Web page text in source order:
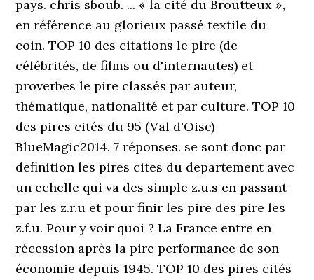
pays. chris sboub. ... « la cité du Broutteux »,
en référence au glorieux passé textile du
coin. TOP 10 des citations le pire (de
célébrités, de films ou d'internautes) et
proverbes le pire classés par auteur,
thématique, nationalité et par culture. TOP 10
des pires cités du 95 (Val d'Oise)
BlueMagic2014. 7 réponses. se sont donc par
definition les pires cites du departement avec
un echelle qui va des simple z.u.s en passant
par les z.r.u et pour finir les pire des pire les
z.f.u. Pour y voir quoi ? La France entre en
récession après la pire performance de son
économie depuis 1945. TOP 10 des pires cités